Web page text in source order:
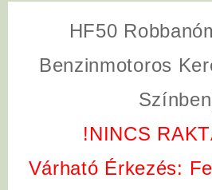
HF50
Benzinmotoros
!NINCS
Várható Érkezés: